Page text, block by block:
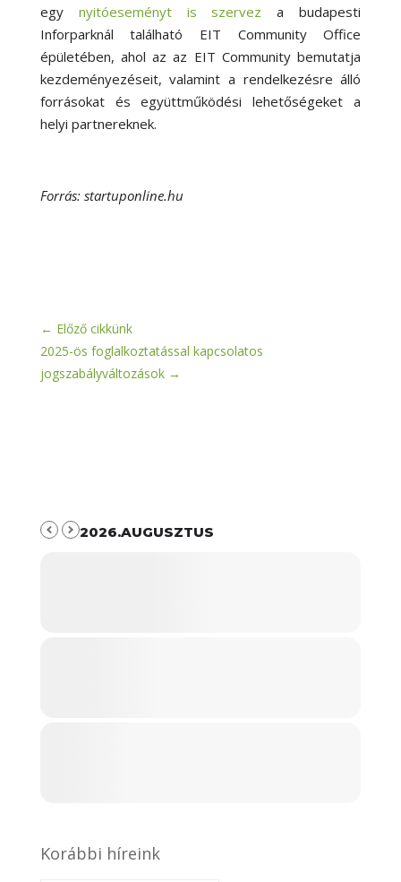
egy
nyitóeseményt is szervez
a budapesti
Inforparknál található EIT Community Office
épületében, ahol az az EIT Community bemutatja
kezdeményezéseit, valamint a rendelkezésre álló
forrásokat és együttműködési lehetőségeket a
helyi partnereknek.
Forrás: startuponline.hu
← Előző cikkünk
2025-ös foglalkoztatással kapcsolatos
jogszabályváltozások→
2026.AUGUSZTUS
Korábbi híreink